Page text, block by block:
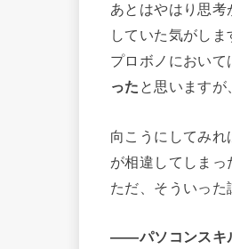
あとはやはり思
していた気がしま
プロボノにおいて
った と思いますが
向こうにしてみ
が相違してしまっ
ただ、そういった
――パソコンスキ